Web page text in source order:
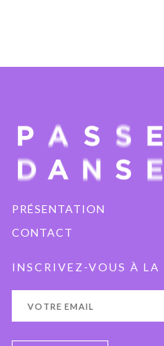
PRÉSENTATION
CONTACT
INSCRIVEZ-VOUS À LA